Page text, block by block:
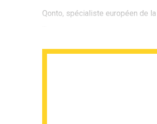
Qonto, spécialiste européen de